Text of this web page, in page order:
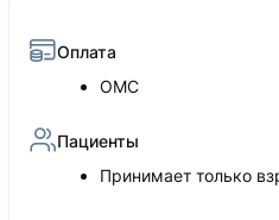
Оплата
ОМС
Пациенты
Принимает только